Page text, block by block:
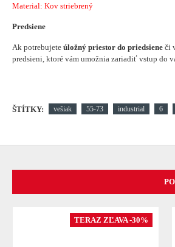
Material: Kov striebrený
Predsiene
Ak potrebujete úložný priestor do priedsiene či
predsieni, ktoré vám umožnia zariadiť vstup do
ŠTÍTKY: vešiak 55-73 industrial 6
TERAZ ZĽAVA -30%